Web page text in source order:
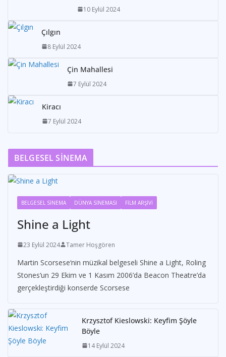
10 Eylül 2024
Çılgın
8 Eylül 2024
Çin Mahallesi
7 Eylül 2024
Kiracı
7 Eylül 2024
BELGESEL SİNEMA
BELGESEL SİNEMA DÜNYA SİNEMASI FİLM ARŞİVİ
Shine a Light
23 Eylül 2024 Tamer Hoşgören
Martin Scorsese‘nin müzikal belgeseli Shine a Light, Roling
Stones‘un 29 Ekim ve 1 Kasım 2006’da Beacon Theatre’da
gerçekleştirdiği konserde Scorsese
Krzysztof Kieslowski: Keyfim Şöyle
Böyle
14 Eylül 2024